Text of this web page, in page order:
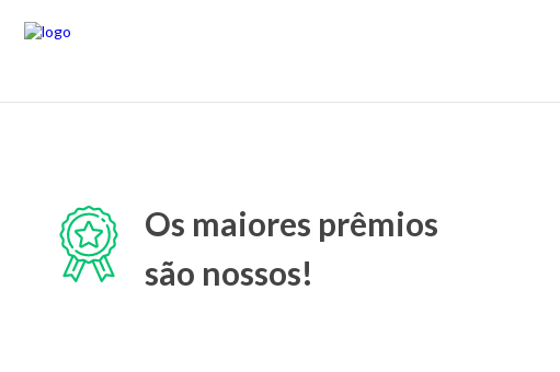
Os maiores prêmios
são nossos!